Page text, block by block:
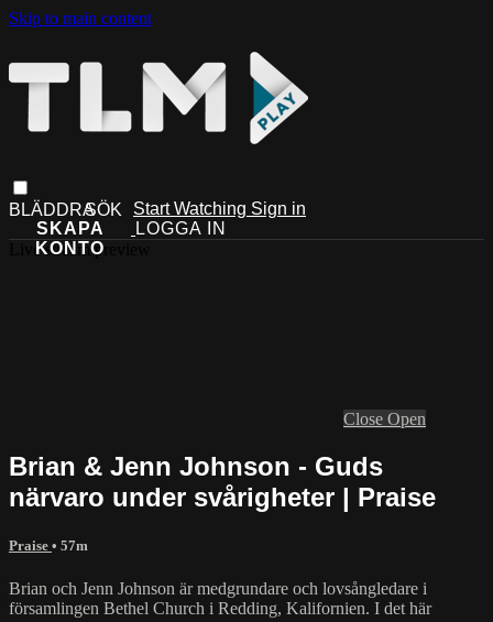
Skip to main content
Start Watching Sign in
Live stream preview
Close Open
Brian & Jenn Johnson - Guds
närvaro under svårigheter | Praise
Praise • 57m
Brian och Jenn Johnson är medgrundare och lovsångledare i
församlingen Bethel Church i Redding, Kalifornien. I det här